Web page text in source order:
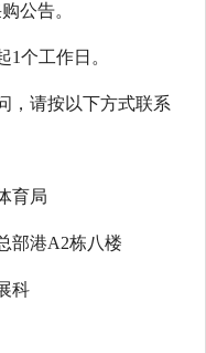
公告。
个工作日。
，请按以下方式联系
育局
部港A2栋八楼
科